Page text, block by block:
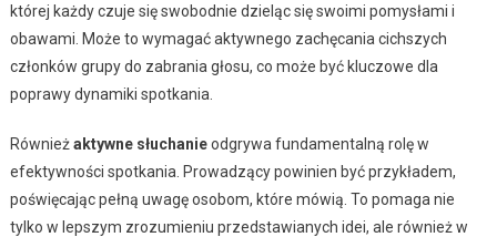
której każdy czuje się swobodnie dzieląc się swoimi pomysłami i
obawami. Może to wymagać aktywnego zachęcania cichszych
członków grupy do zabrania głosu, co może być kluczowe dla
poprawy dynamiki spotkania.
Równieżaktywne słuchanieodgrywa fundamentalną rolę w
efektywności spotkania. Prowadzący powinien być przykładem,
poświęcając pełną uwagę osobom, które mówią. To pomaga nie
tylko w lepszym zrozumieniu przedstawianych idei, ale również w